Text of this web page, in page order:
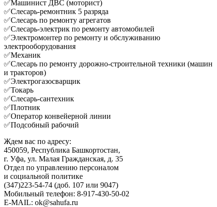
✅Машинист ДВС (моторист)
✅Слесарь-ремонтник 5 разряда
✅Слесарь по ремонту агрегатов
✅Слесарь-электрик по ремонту автомобилей
✅Электромонтер по ремонту и обслуживанию
электрооборудования
✅Механик
✅Слесарь по ремонту дорожно-строительной техники (машин
и тракторов)
✅Электрогазосварщик
✅Токарь
✅Слесарь-сантехник
✅Плотник
✅Оператор конвейерной линии
✅Подсобный рабочий
Ждем вас по адресу:
450059, Республика Башкортостан,
г. Уфа, ул. Малая Гражданская, д. 35
Отдел по управлению персоналом
и социальной политике
(347)223-54-74 (доб. 107 или 9047)
Мобильный телефон: 8-917-430-50-02
E-MAIL: ok@sahufa.ru